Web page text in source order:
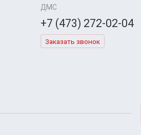
ДМС
+7 (473) 272-02-04
Заказать звонок